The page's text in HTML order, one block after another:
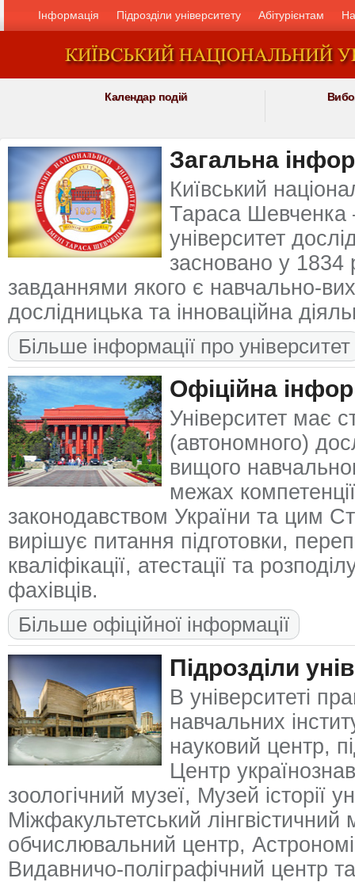
Інформація Підрозділи університету Абітурієнтам
Календар подій
Загальна
Київський
Тараса Шевченка
університет
засновано у 1834
завданнями якого є навчально-
дослідницька та інноваційна
Більше інформації про університет
Офіційна
Університет має
(автономного)
вищого
межах
законодавством України та цим
вирішує питання підготовки,
кваліфікації, атестації та
фахівців.
Більше офіційної інформації
Підрозділи
В університеті
навчальних
науковий центр,
Центр
зоологічний музеї, Музей історії
Міжфакультетський
обчислювальний центр,
Видавничо-поліграфічний центр